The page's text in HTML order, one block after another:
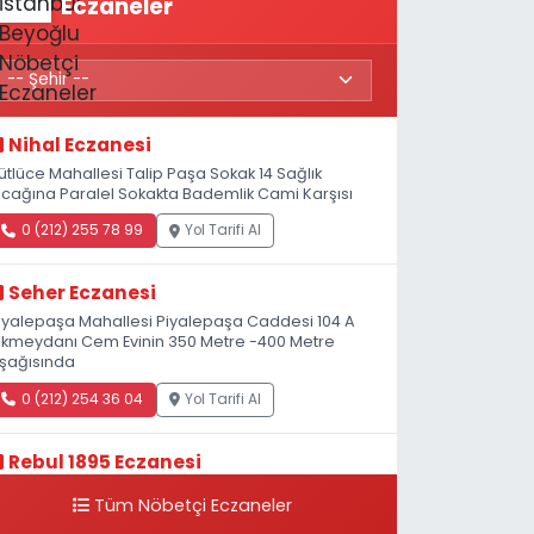
Nihal Eczanesi
Mahallesi Talip Paşa Sokak 14 Sağlık
Paralel Sokakta Bademlik Cami Karşısı
0 (212) 255 78 99 Yol Tarifi Al
Seher Eczanesi
Mahallesi Piyalepaşa Caddesi 104 A
Cem Evinin 350 Metre -400 Metre
0 (212) 254 36 04 Yol Tarifi Al
Rebul 1895 Eczanesi
Sokak, 3B Akbank Sanat karşısı, Fransız
Tüm Nöbetçi Eczaneler